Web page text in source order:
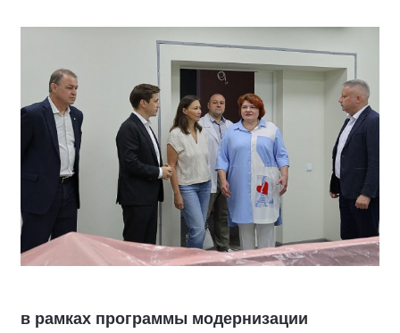
в рамках программы модернизации